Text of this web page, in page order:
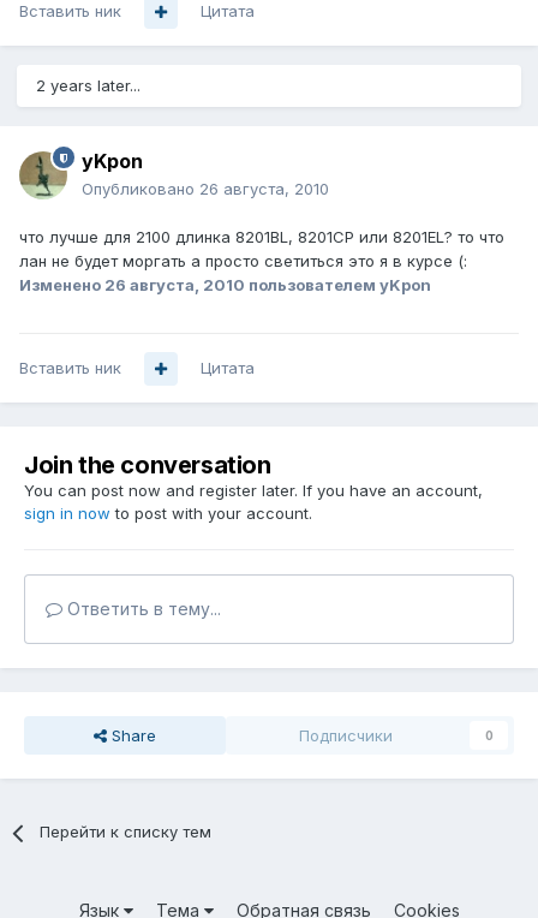
Вставить ник Цитата
2 years later...
yKpon
Опубликовано 26 августа, 2010
что лучше для 2100 длинка 8201BL, 8201CP или 8201EL? то что
лан не будет моргать а просто светиться это я в курсе (:
Изменено 26 августа, 2010 пользователем yKpon
Вставить ник Цитата
Join the conversation
You can post now and register later. If you have an account,
sign in now to post with your account.
Ответить в тему...
Share Подписчики 0
Перейти к списку тем
Язык Тема Обратная связь Cookies